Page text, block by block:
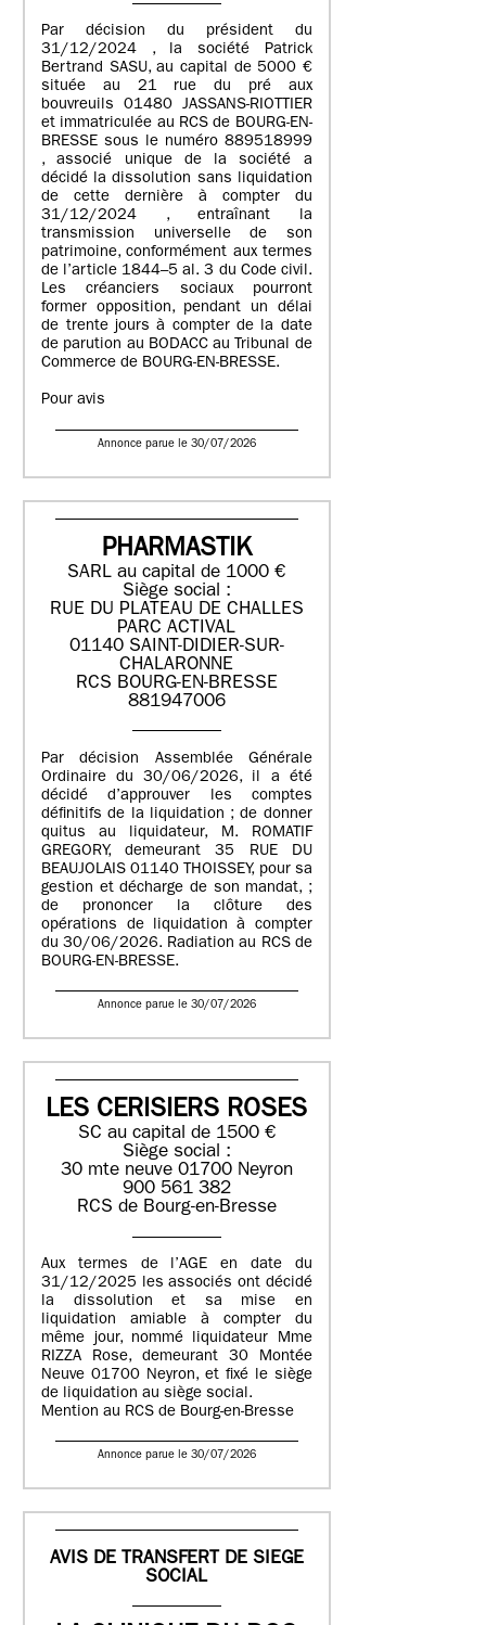
Par décision du président du
31/12/2024 , la société Patrick
Bertrand SASU, au capital de 5000 €
située au 21 rue du pré aux
bouvreuils 01480 JASSANS-RIOTTIER
et immatriculée au RCS de BOURG-EN-
BRESSE sous le numéro 889518999
, associé unique de la société a
décidé la dissolution sans liquidation
de cette dernière à compter du
31/12/2024 , entraînant la
transmission universelle de son
patrimoine, conformément aux termes
de l’article 1844–5 al. 3 du Code civil.
Les créanciers sociaux pourront
former opposition, pendant un délai
de trente jours à compter de la date
de parution au BODACC au Tribunal de
Commerce de BOURG-EN-BRESSE.
Pour avis
Annonce parue le 30/07/2026
PHARMASTIK
SARL au capital de 1000 €
Siège social :
RUE DU PLATEAU DE CHALLES
PARC ACTIVAL
01140 SAINT-DIDIER-SUR-
CHALARONNE
RCS BOURG-EN-BRESSE
881947006
Par décision Assemblée Générale
Ordinaire du 30/06/2026, il a été
décidé d’approuver les comptes
définitifs de la liquidation ; de donner
quitus au liquidateur, M. ROMATIF
GREGORY, demeurant 35 RUE DU
BEAUJOLAIS 01140 THOISSEY, pour sa
gestion et décharge de son mandat, ;
de prononcer la clôture des
opérations de liquidation à compter
du 30/06/2026. Radiation au RCS de
BOURG-EN-BRESSE.
Annonce parue le 30/07/2026
LES CERISIERS ROSES
SC au capital de 1500 €
Siège social :
30 mte neuve 01700 Neyron
900 561 382
RCS de Bourg-en-Bresse
Aux termes de l’AGE en date du
31/12/2025 les associés ont décidé
la dissolution et sa mise en
liquidation amiable à compter du
même jour, nommé liquidateur Mme
RIZZA Rose, demeurant 30 Montée
Neuve 01700 Neyron, et fixé le siège
de liquidation au siège social.
Mention au RCS de Bourg-en-Bresse
Annonce parue le 30/07/2026
AVIS DE TRANSFERT DE SIEGE
SOCIAL